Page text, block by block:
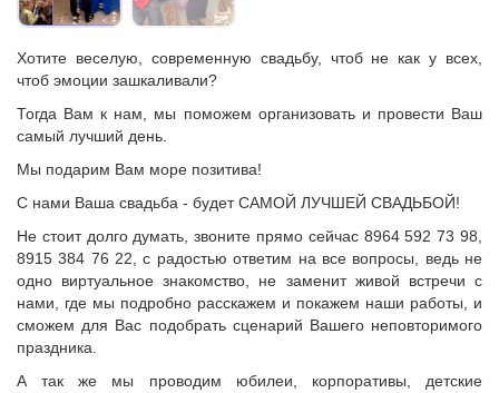
Хотите веселую, современную свадьбу, чтоб не как у всех,
чтоб эмоции зашкаливали?
Тогда Вам к нам, мы поможем организовать и провести Ваш
самый лучший день.
Мы подарим Вам море позитива!
С нами Ваша свадьба - будет САМОЙ ЛУЧШЕЙ СВАДЬБОЙ!
Не стоит долго думать, звоните прямо сейчас 8964 592 73 98,
8915 384 76 22, с радостью ответим на все вопросы, ведь не
одно виртуальное знакомство, не заменит живой встречи с
нами, где мы подробно расскажем и покажем наши работы, и
сможем для Вас подобрать сценарий Вашего неповторимого
праздника.
А так же мы проводим юбилеи, корпоративы, детские